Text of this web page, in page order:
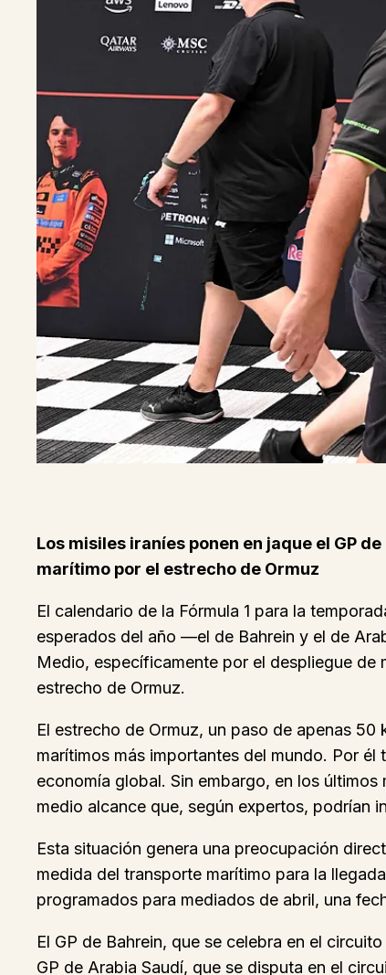
Los misiles iraníes ponen en jaque el GP
marítimo por el estrecho de Ormuz
El calendario de la Fórmula 1 para la
esperados del año —el de Bahrein y el de
Medio, específicamente por el despliegue de
estrecho de Ormuz.
El estrecho de Ormuz, un paso de apenas
marítimos más importantes del mundo. Por
economía global. Sin embargo, en los
medio alcance que, según expertos, podrían
Esta situación genera una preocupación
medida del transporte marítimo para la
programados para mediados de abril, una
El GP de Bahrein, que se celebra en el
GP de Arabia Saudí, que se disputa en el